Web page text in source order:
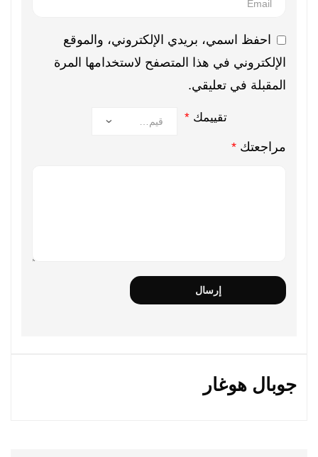
احفظ اسمي، بريدي الإلكتروني، والموقع
الإلكتروني في هذا المتصفح لاستخدامها المرة
المقبلة في تعليقي.
تقييمك*
مراجعتك *
جوبال هوغار